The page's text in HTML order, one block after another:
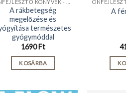
A rákbetegség
megelőzése és
természetes
gyógymóddal
1690Ft
KOSÁRBA
A